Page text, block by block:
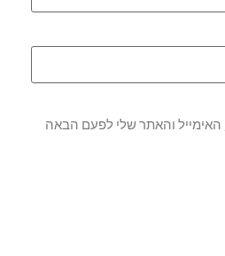
והאתר שלי לפעם הבאה